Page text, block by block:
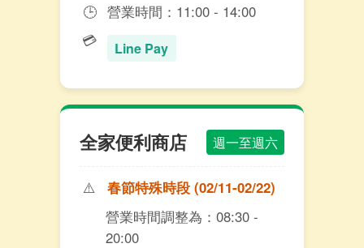
🕒 營業時間：11:00 - 14:00
💳
Line Pay
全家便利商店 週一至週六
⚠️
春節特殊時段 (02/11-02/22)
營業時間調整為：08:30 -
20:00